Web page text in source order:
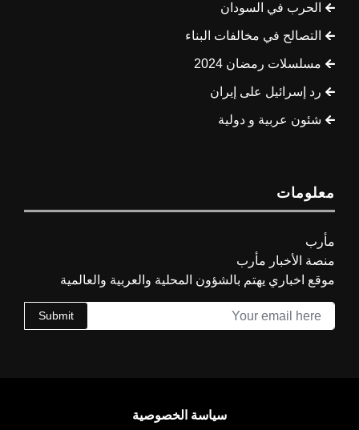
الحرب في السودان
التصالح في مخالفات البناء
مسلسلات رمضان 2024
رد إسرائيل على إيران
شئون عربية و دولية
معلومات
مأرب
منصة الأخبار مأرب
موقع اخباري يهتم بالشؤون المحلية والعربية والعالمية
Submit
سياسة الخصوصية